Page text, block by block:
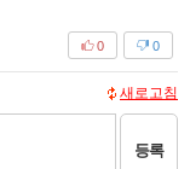
0
0
새로고침
등록